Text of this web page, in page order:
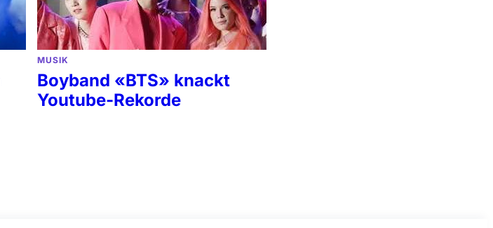
MUSIK
Boyband «BTS» knackt
Youtube-Rekorde